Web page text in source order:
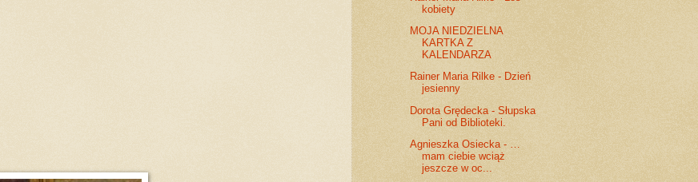
kobiety
MOJA NIEDZIELNA
KARTKA Z
KALENDARZA
Rainer Maria Rilke - Dzień
jesienny
Dorota Grędecka - Słupska
Pani od Biblioteki.
Agnieszka Osiecka - …
mam ciebie wciąż
jeszcze w oc...